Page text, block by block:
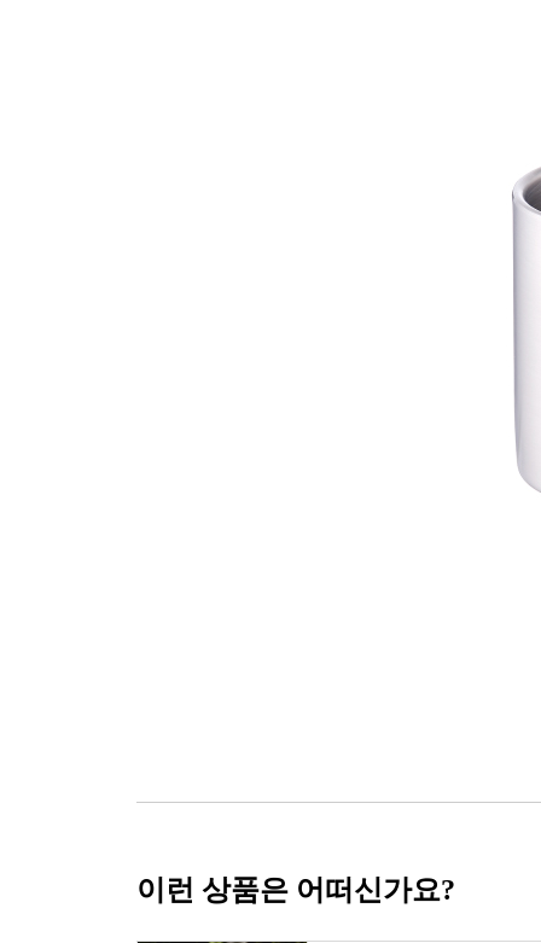
이런 상품은 어떠신가요?